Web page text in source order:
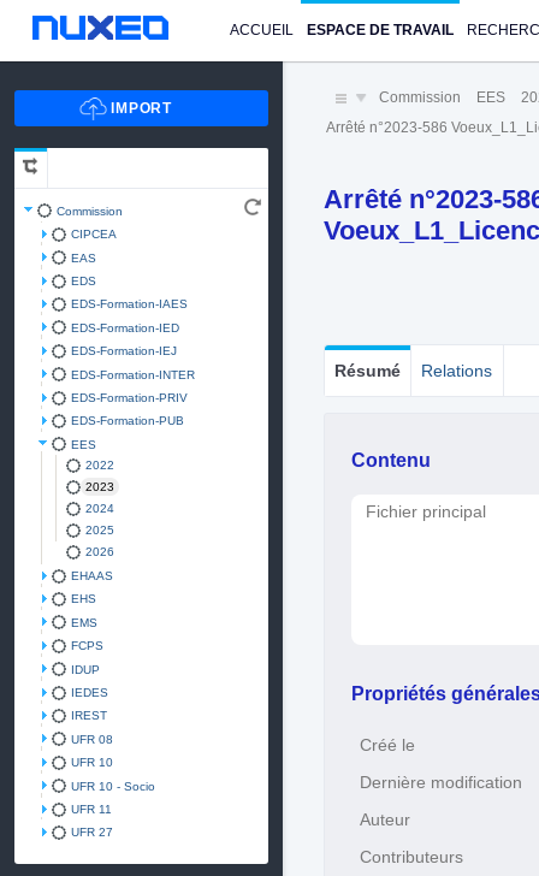
ACCUEIL ESPACE DE TRAVAIL
Commission
CIPCEA
EAS
EDS
EDS-Formation-IAES
EDS-Formation-IED
EDS-Formation-IEJ
EDS-Formation-INTER
EDS-Formation-PRIV
EDS-Formation-PUB
EES
2022
2023
2024
2025
2026
EHAAS
EHS
EMS
FCPS
IDUP
IEDES
IREST
UFR 08
UFR 10
UFR 10 - Socio
UFR 11
UFR 27
Commission EES
Arrêté n°2023-586
Arrêté n°2023-
Résumé Relations
Contenu
Fichier principal
Propriétés
Créé le
Dernière modification
Auteur
Contributeurs